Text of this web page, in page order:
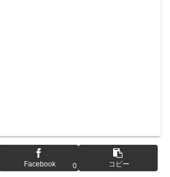
Facebook 0 コピー